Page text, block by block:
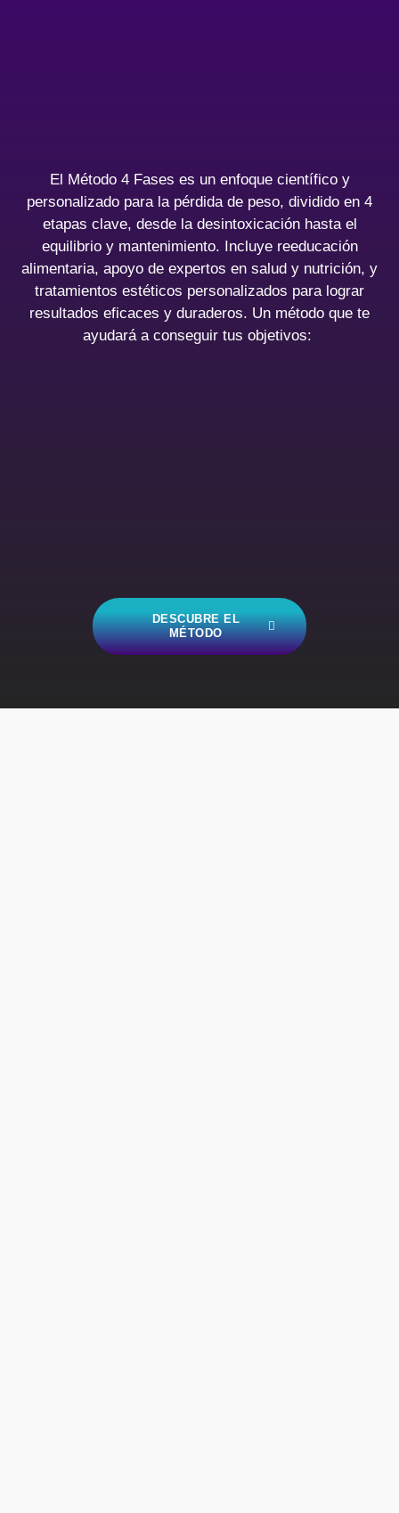
El Método 4 Fases es un enfoque científico y
personalizado para la pérdida de peso, dividido en 4
etapas clave, desde la desintoxicación hasta el
equilibrio y mantenimiento. Incluye reeducación
alimentaria, apoyo de expertos en salud y nutrición, y
tratamientos estéticos personalizados para lograr
resultados eficaces y duraderos. Un método que te
ayudará a conseguir tus objetivos:
DESCUBRE EL
MÉTODO